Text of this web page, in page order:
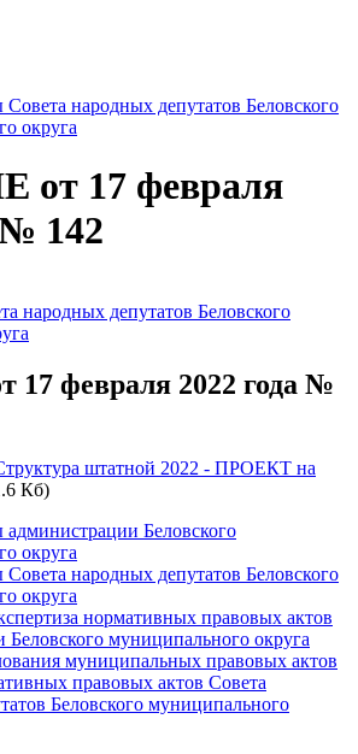
народных депутатов Беловского
округа
17 февраля
№ 142
народных депутатов Беловского
февраля 2022 года №
штатной 2022 - ПРОЕКТ на
Кб)
Беловского
округа
народных депутатов Беловского
округа
нормативных правовых актов
Беловского муниципального округа
муниципальных правовых актов
правовых актов Совета
Беловского муниципального